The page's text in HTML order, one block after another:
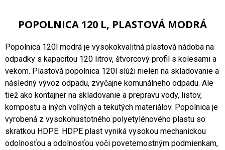
POPOLNICA 120 L, PLASTOVÁ MODRÁ
Popolnica 120l modrá je vysokokvalitná plastová nádoba na
odpadky s kapacitou 120 litrov, štvorcový profil s kolesami a
vekom. Plastová popolnica 120l slúži nielen na skladovanie a
následný vývoz odpadu, zvyčajne komunálneho odpadu. Ale
tiež ako kontajner na skladovanie a prepravu vody, listov,
kompostu a iných voľných a tekutých materiálov. Popolnica je
vyrobená z vysokohustotného polyetylénového plastu so
skratkou HDPE. HDPE plast vyniká vysokou mechanickou
odolnosťou a odolnosťou voči poveternostným podmienkam,